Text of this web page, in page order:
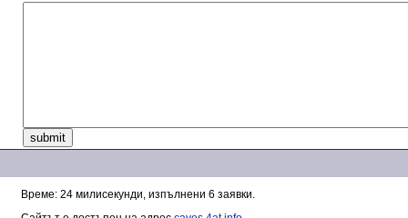
Време: 24 милисекунди, изпълнени 6 заявки.